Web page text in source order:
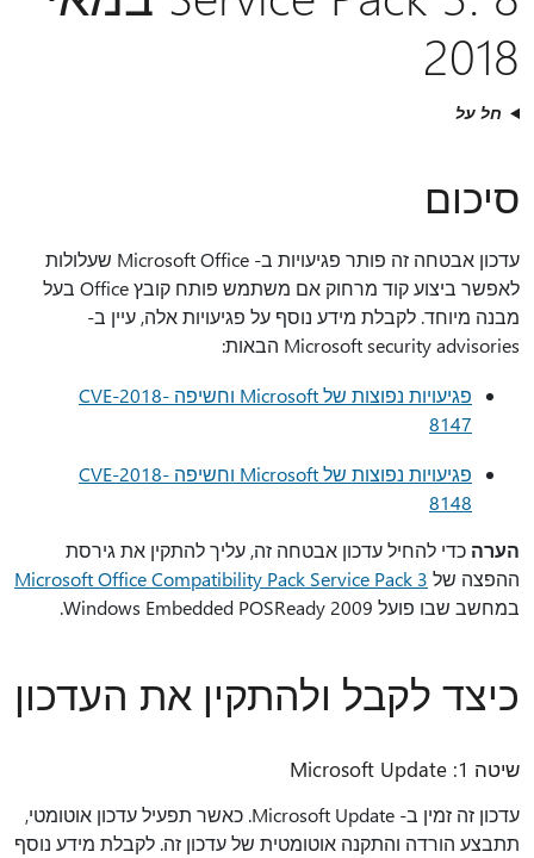
2018
חל על
סיכום
עדכון אבטחה זה פותר פגיעויות ב- Microsoft Office שעלולות
לאפשר ביצוע קוד מרחוק אם משתמש פותח קובץ Office בעל
מבנה מיוחד. לקבלת מידע נוסף על פגיעויות אלה, עיין ב-
Microsoft security advisories הבאות:
פגיעויות נפוצות של Microsoft וחשיפה CVE-2018-
8147
פגיעויות נפוצות של Microsoft וחשיפה CVE-2018-
8148
הערה כדי להחיל עדכון אבטחה זה, עליך להתקין את גירסת
ההפצה של Microsoft Office Compatibility Pack Service Pack 3
במחשב שבו פועל Windows Embedded POSReady 2009.
כיצד לקבל ולהתקין את העדכון
שיטה 1: Microsoft Update
עדכון זה זמין ב- Microsoft Update. כאשר תפעיל עדכון אוטומטי,
תתבצע הורדה והתקנה אוטומטית של עדכון זה. לקבלת מידע נוסף